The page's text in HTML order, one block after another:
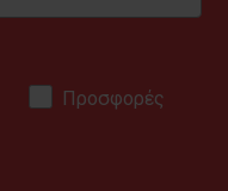
Προσφορές